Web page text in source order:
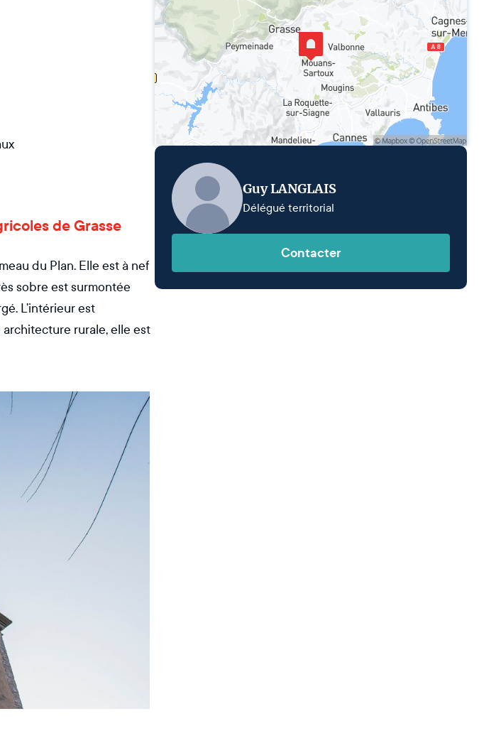
de Grasse
du Plan. Elle est à nef
sobre est surmontée
L’intérieur est
rurale, elle est
Guy LANGLAIS
Délégué territorial
Contacter